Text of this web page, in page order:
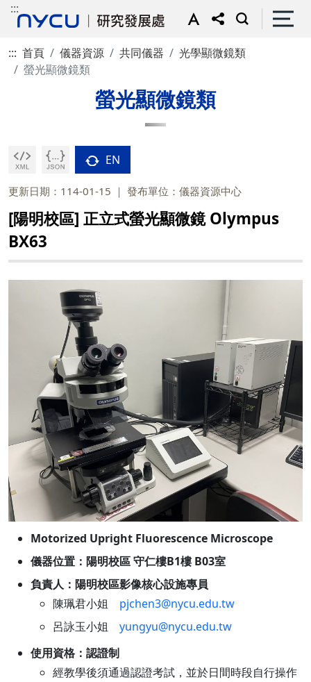
:::
::: 首頁 儀器資源 共同儀器
光學顯微鏡類
螢光顯微鏡類
螢光顯微鏡類
EN
更新日期：114-01-15 發布單位：儀器資源中心
[陽明校區] 正立式螢光顯微鏡 Olympus
BX63
Motorized Upright Fluorescence Microscope
儀器位置：陽明校區 守仁樓B1樓 B03室
負責人：陽明校區影像核心設施專員
陳珮君小姐 pjchen3@nycu.edu.tw
呂詠玉小姐 yungyu@nycu.edu.tw
使用資格：認證制
經教學後須通過認證考試，並於日間時段自行操作